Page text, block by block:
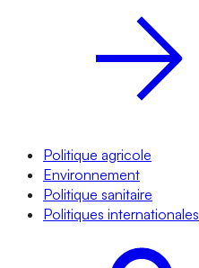
Politique agricole
Environnement
Politique sanitaire
Politiques internationales